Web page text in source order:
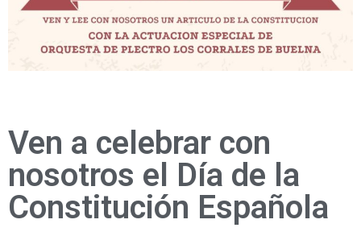
Ven a celebrar con
nosotros el Día de la
Constitución Española